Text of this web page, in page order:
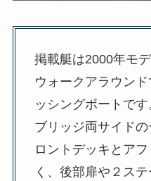
掲載艇は2000年モ
ウォークアラウン
ッシングボートです
ブリッジ両サイド
ロントデッキとア
く、後部扉や２ス